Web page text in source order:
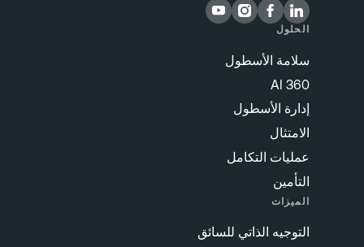
الحلول
سلامة الأسطول
إدارة الأسطول
الامتثال
عمليات التكامل
التأمين
الميزات
التوجيه الذاتي للسائق